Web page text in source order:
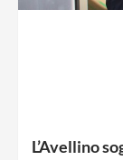
L’Avellino